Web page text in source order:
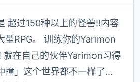
超过150种以上的怪兽!!内容
型RPG。 训练你的Yarimon
就在自己的伙伴Yarimon习得
撞」这个世界都不一样了...